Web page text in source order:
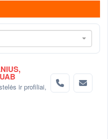
ir profiliai,